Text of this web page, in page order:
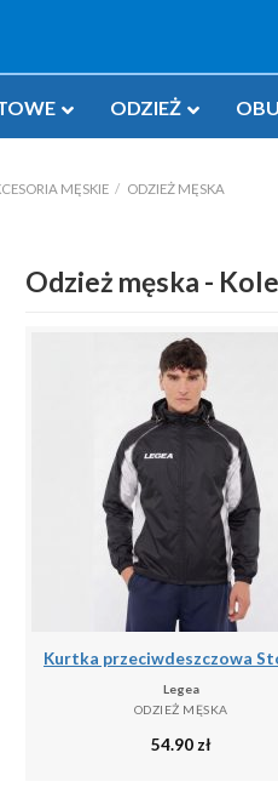
ODZIEŻ
MĘSKIE / ODZIEŻ MĘSKA
Odzież męska -
Legea
ODZIEŻ MĘSKA
54.90 zł